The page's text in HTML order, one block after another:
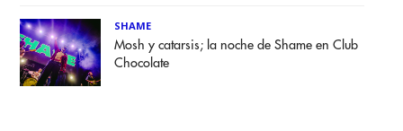
SHAME
Mosh y catarsis; la noche de Shame en Club
Chocolate